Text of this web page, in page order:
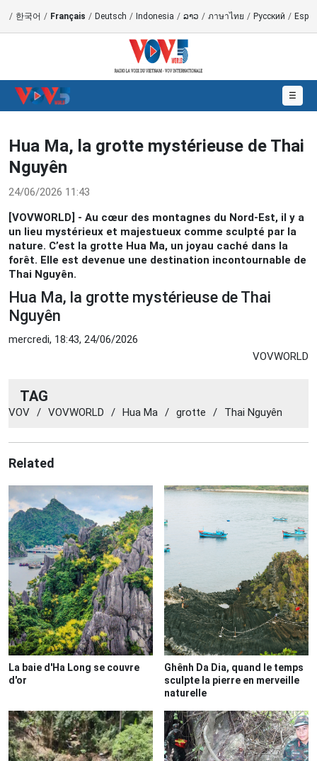
/ 한국어 / Français / Deutsch / Indonesia / ລາວ / ภาษาไทย / Русский /
☰
Hua Ma, la grotte mystérieuse de Thai
Nguyên
24/06/2026 11:43
[VOVWORLD] - Au cœur des montagnes du Nord-Est, il y a
un lieu mystérieux et majestueux comme sculpté par la
nature. C’est la grotte Hua Ma, un joyau caché dans la
forêt. Elle est devenue une destination incontournable de
Thai Nguyên.
Hua Ma, la grotte mystérieuse de Thai
Nguyên
mercredi, 18:43, 24/06/2026
VOVWORLD
TAG
VOV / VOVWORLD / Hua Ma / grotte / Thai Nguyên
Related
La baie d'Ha Long se couvre
d'or
Ghênh Da Dia, quand le temps
sculpte la pierre en merveille
naturelle